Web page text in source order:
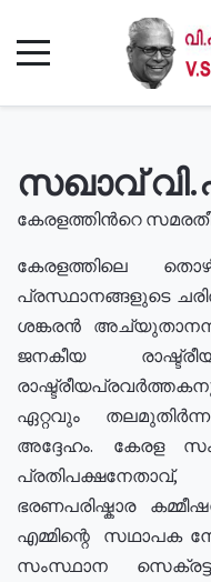
സഖാവ്
കേരളത്തിൻറെ
കേരളത്തിലെ
പ്രസ്ഥാനങ്ങളുടെ
ശങ്കരൻ
ജനകീയ
ഏറ്റവും
അദ്ദേഹം. കേരള
ഭരണപരിഷ്കാര
എമ്മിന്റെ സഥാപക
സംസ്ഥാന